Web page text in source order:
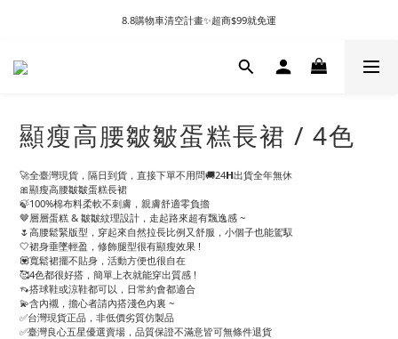
8.8購物車清空計畫✨超商$99就免運
顯瘦高腰皺皺蛋糕長裙 / 4色
🚀全臺灣現貨，隔日到貨，直接下單不用問🚚24𝗛出貨全年無休
🎀顯瘦高腰皺皺蛋糕長裙
🍃100%棉布料柔軟不刺膚，親膚舒適零負擔
🤎層層蛋糕 & 皺皺紋理設計，走起路來超有飄逸感 ~
🌷高腰鬆緊版型，穿起來自然拉長比例又舒服，小個子也能駕馭
🤍裙身垂墜輕盈，修飾腿型很有顯瘦效果 !
💟寬鬆裙擺不貼身，活動方便也很自在
🥰4色都很好搭，簡單上衣就能穿出質感 !
👡搭球鞋或涼鞋都可以，日常約會都適合
💫含內襯，擔心者請內搭淺色內裏 ~
✅台灣現貨正品，非低價劣質仿製品
✅臺灣良心五星優選賣場，品質保證不滿意皆可無條件退貨